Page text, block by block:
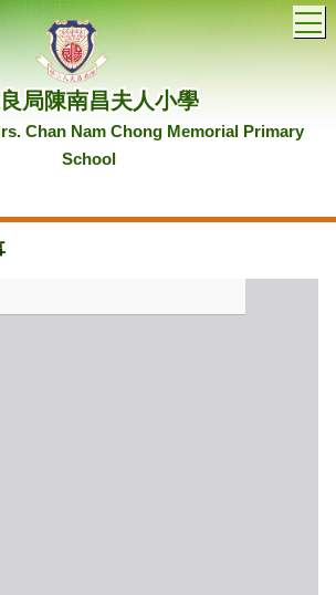
局陳南昌夫人小學
Chan Nam Chong Memorial Primary
School